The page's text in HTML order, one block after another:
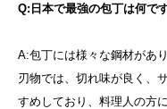
Q:日本で最強の包丁は何で
A:包丁には様々な鋼材があ
刃物では、切れ味が良く、
すめしており、料理人の方